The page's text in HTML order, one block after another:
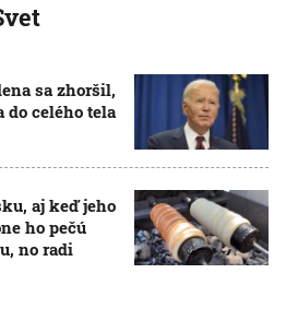
sa zhoršil,
celého tela
aj keď jeho
ho pečú
no radi